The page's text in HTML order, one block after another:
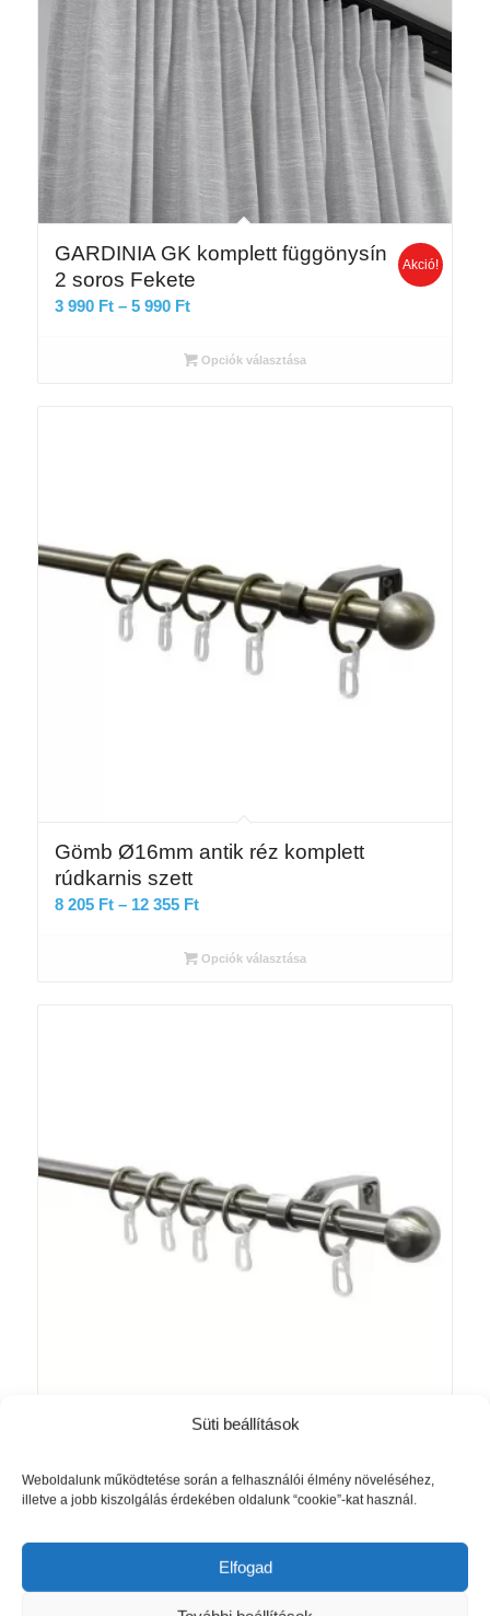
Süti beállítások
Weboldalunk működtetése során a felhasználói élmény növeléséhez,
illetve a jobb kiszolgálás érdekében oldalunk “cookie”-kat használ.
Elfogad
GARDINIA GK komplett függönysín
2 soros Fekete
3 990 Ft – 5 990 FtÁrtartomány:
990 Ft
Akció!
Opciók választása
Gömb Ø16mm antik réz komplett
rúdkarnis szett
8 205 Ft – 12 355 FtÁrtartomány:
205 Ft
Opciók választása
nemesacél szín
8 205Ft – 11 905FtÁrtartomány:
11